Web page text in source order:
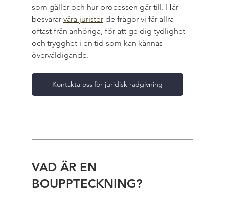
som gäller och hur processen går till. Här
besvarar våra jurister de frågor vi får allra
oftast från anhöriga, för att ge dig tydlighet
och trygghet i en tid som kan kännas
överväldigande.
Kontakta oss för juridisk rådgivning
VAD ÄR EN
BOUPPTECKNING?